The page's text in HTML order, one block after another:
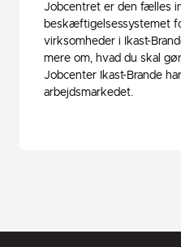
Jobcentret er den fælles
beskæftigelsessystemet
virksomheder i Ikast-
mere om, hvad du skal
Jobcenter Ikast-Brande
arbejdsmarkedet.